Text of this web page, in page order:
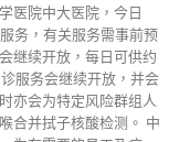
医院中大医院，今日
务，有关服务需事前预
继续开放，每日可供约
服务会继续开放，并会
亦会为特定风险群组人
合并拭子核酸检测。 中